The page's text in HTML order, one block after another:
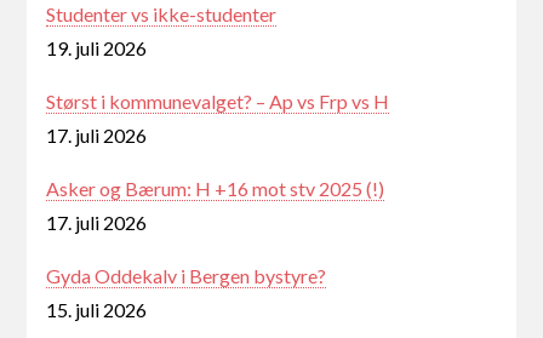
Studenter vs ikke-studenter
19. juli 2026
Størst i kommunevalget? – Ap vs Frp vs H
17. juli 2026
Asker og Bærum: H +16 mot stv 2025 (!)
17. juli 2026
Gyda Oddekalv i Bergen bystyre?
15. juli 2026